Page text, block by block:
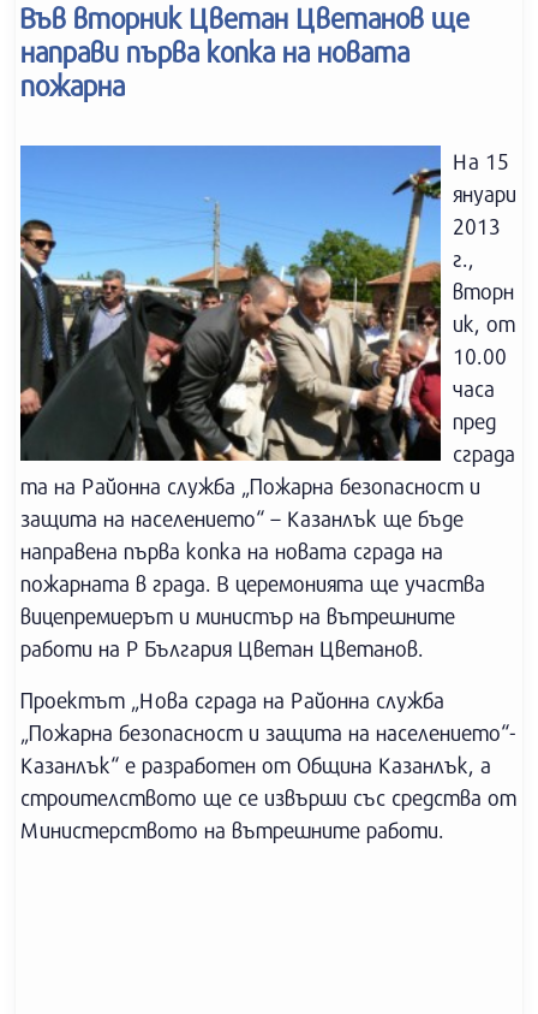
Във вторник Цветан Цветанов ще
направи първа копка на новата
пожарна
На 15
януари
2013
г.,
вторн
ик, от
10.00
часа
пред
сграда
та на Районна служба „Пожарна безопасност и
защита на населението“ – Казанлък ще бъде
направена първа копка на новата сграда на
пожарната в града. В церемонията ще участва
вицепремиерът и министър на вътрешните
работи на Р България Цветан Цветанов.
Проектът „Нова сграда на Районна служба
„Пожарна безопасност и защита на населението“-
Казанлък“ е разработен от Община Казанлък, а
строителството ще се извърши със средства от
Министерството на вътрешните работи.